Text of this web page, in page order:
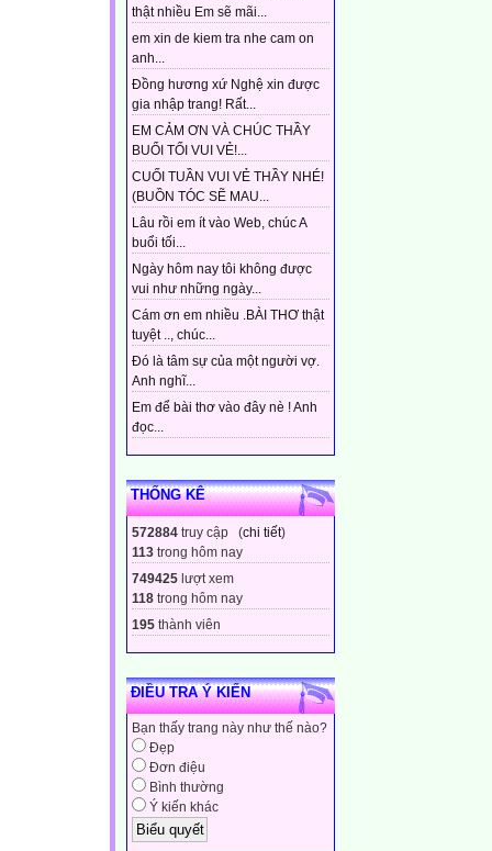
thật nhiều Em sẽ mãi...
em xin de kiem tra nhe cam on
anh...
Đồng hương xứ Nghệ xin được
gia nhập trang! Rất...
EM CẢM ƠN VÀ CHÚC THẦY
BUỔI TỐI VUI VẺ!...
CUỐI TUẦN VUI VẺ THẦY NHÉ!
(BUỒN TÓC SẼ MAU...
Lâu rồi em ít vào Web, chúc A
buổi tối...
Ngày hôm nay tôi không được
vui như những ngày...
Cám ơn em nhiều .BÀI THƠ thật
tuyệt .., chúc...
Đó là tâm sự của một người vợ.
Anh nghĩ...
Em để bài thơ vào đây nè ! Anh
đọc...
THỐNG KÊ
572884 truy cập (chi tiết)
113 trong hôm nay
749425 lượt xem
118 trong hôm nay
195 thành viên
ĐIỀU TRA Ý KIẾN
Bạn thấy trang này như thế nào?
Đẹp
Đơn điệu
Bình thường
Ý kiến khác